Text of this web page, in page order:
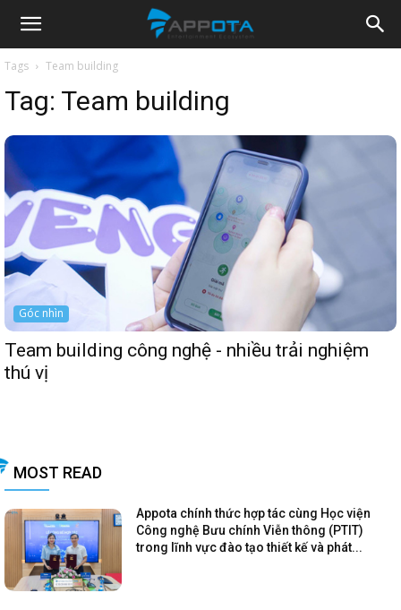
Appota
News
Tags Team building
Tag: Team building
Góc nhìn
Team building công nghệ - nhiều trải nghiệm
thú vị
MOST READ
Appota chính thức hợp tác cùng Học viện
Công nghệ Bưu chính Viễn thông (PTIT)
trong lĩnh vực đào tạo thiết kế và phát...